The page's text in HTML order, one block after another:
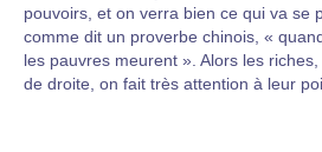
pouvoirs, et on verra bien ce qui va se
comme dit un proverbe chinois, «
les pauvres meurent ». Alors les
de droite, on fait très attention à leur